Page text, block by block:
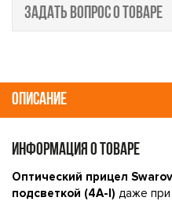
ЗАДАТЬ ВОПРОС О ТОВАРЕ
ОПИСАНИЕ
ИНФОРМАЦИЯ О ТОВАРЕ
Оптический прицел
подсветкой (4A-I) даже при